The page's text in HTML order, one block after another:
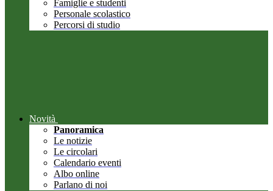
Famiglie e studenti
Personale scolastico
Percorsi di studio
Novità
Panoramica
Le notizie
Le circolari
Calendario eventi
Albo online
Parlano di noi